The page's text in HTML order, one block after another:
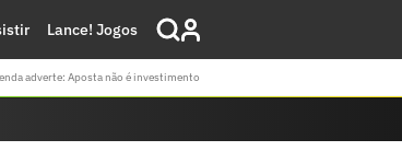
Lance! Jogos
adverte: Aposta não é investimento